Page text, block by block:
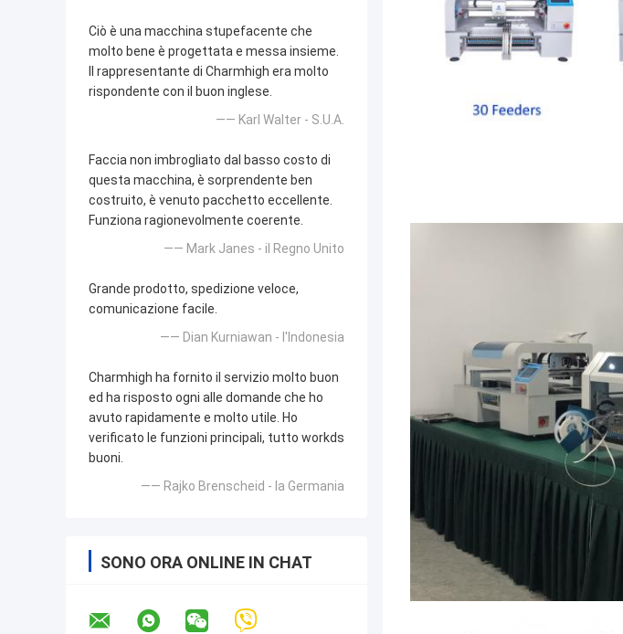
Ciò è una macchina stupefacente che
molto bene è progettata e messa insieme.
Il rappresentante di Charmhigh era molto
rispondente con il buon inglese.
—— Karl Walter - S.U.A.
Faccia non imbrogliato dal basso costo di
questa macchina, è sorprendente ben
costruito, è venuto pacchetto eccellente.
Funziona ragionevolmente coerente.
—— Mark Janes - il Regno Unito
Grande prodotto, spedizione veloce,
comunicazione facile.
—— Dian Kurniawan - l'Indonesia
Charmhigh ha fornito il servizio molto buon
ed ha risposto ogni alle domande che ho
avuto rapidamente e molto utile. Ho
verificato le funzioni principali, tutto workds
buoni.
—— Rajko Brenscheid - la Germania
SONO ORA ONLINE IN CHAT